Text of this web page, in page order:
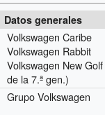
Datos generales
Volkswagen Caribe
Volkswagen Rabbit
Volkswagen New
de la 7.ª gen.)
Grupo Volkswagen